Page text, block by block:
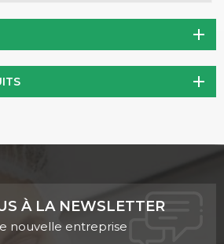
À LA NEWSLETTER
nouvelle entreprise